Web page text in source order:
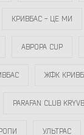
КРИВБАС - ЦЕ МИ
АВРОРА CUP
ЖФК
PARAFAN CLUB
УЛЬТРАС